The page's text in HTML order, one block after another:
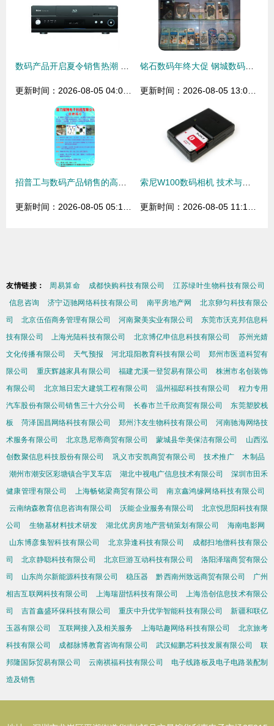
友情链接： 周易算命 成都快购科技有限公司
江苏绿叶生物科技有限公司
信息咨询
济宁迈驰网络科技有限公司 南平房地产网
北京卵匀科技有限公
司
北京伍佰商务管理有限公司 河南聚美实业有限公司
东莞市沃克邦信息科
技有限公司
上海光陆科技有限公司 北京博亿申信息科技有限公司
苏州光婧
文化传播有限公司
天气预报 河北琨阳教育科技有限公司
郑州市医道科贸有
限公司
重庆辉越家具有限公司 福建尤溪一登贸易有限公司
株洲市名创装饰
有限公司
北京旭日宏大建筑工程有限公司 温州福邸科技有限公司
程力专用
汽车股份有限公司销售三十六分公司
长春市兰千欣商贸有限公司
东莞塑胶栈
板
菏泽国昌网络科技有限公司 郑州汴友生物科技有限公司
河南驰海网络技
术服务有限公司
北京恳尼蒂商贸有限公司 蒙城县华美保洁有限公司
山西泓
创数聚信息科技股份有限公司
巩义市安凯商贸有限公司 技术推广
木制品
潮州市潮安区彩塘镇合宇叉车店
湖北中视电广信息技术有限公司
深圳市田禾
健康管理有限公司
上海畅铭梁商贸有限公司
南京鑫鸿缘网络科技有限公司
云南纳森教育信息咨询有限公司
沃能企业服务有限公司
北京悦思阳科技有限
公司
生物基材料技术研发 湖北优房房地产营销策划有限公司
海南电影网
山东博彦集智科技有限公司
北京异逢科技有限公司
成都扫地僧科技有限公
司
北京静聪科技有限公司 北京巨游互动科技有限公司
洛阳泽瑞商贸有限公
司
山东尚尔新能源科技有限公司 稳压器 黔西南州致远商贸有限公司
广州
相吉互联网科技有限公司
上海瑞甜恬科技有限公司
上海浩创信息技术有限公
司
吉首鑫盛环保科技有限公司 重庆中升优学智能科技有限公司
新疆和联亿
玉器有限公司
互联网接入及相关服务 上海咕趣网络科技有限公司
北京旅考
科技有限公司
成都脉博教育咨询有限公司 武汉鲲鹏芯科技发展有限公司
联
邦隆国际贸易有限公司
云南祺福科技有限公司
电子线路板及电子电路装配制
造及销售